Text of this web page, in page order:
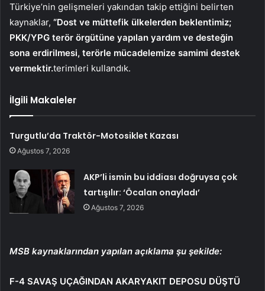
Türkiye’nin gelişmeleri yakından takip ettiğini belirten
kaynaklar, “Dost ve müttefik ülkelerden beklentimiz;
PKK/YPG terör örgütüne yapılan yardım ve desteğin
sona erdirilmesi, terörle mücadelemize samimi destek
vermektir.terimleri kullandık.
İlgili Makaleler
Turgutlu’da Traktör-Motosiklet Kazası
Ağustos 7, 2026
AKP’li ismin bu iddiası doğruysa çok
tartışılır: ‘Öcalan onayladı’
Ağustos 7, 2026
MSB kaynaklarından yapılan açıklama şu şekilde:
F-4 SAVAŞ UÇAĞINDAN AKARYAKIT DEPOSU DÜŞTÜ